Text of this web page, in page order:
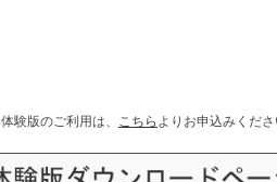
体験版のご利用は、 こちら よりお申込みくだ